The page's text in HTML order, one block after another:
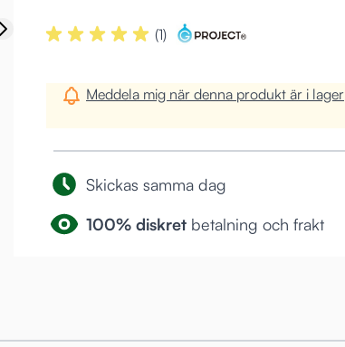
(1)
Meddela mig när denna produkt är i lager
Skickas samma dag
100% diskret betalning och frakt